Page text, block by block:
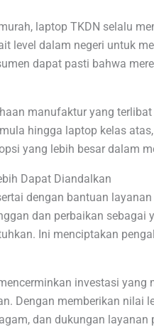
laptop TKDN selalu
level dalam negeri untuk
dapat pasti bahwa
manufaktur yang
hingga laptop kelas
yang lebih besar dalam
Dapat Diandalkan
dengan bantuan
dan perbaikan
Ini menciptakan
investasi
Dengan memberikan
dan dukungan